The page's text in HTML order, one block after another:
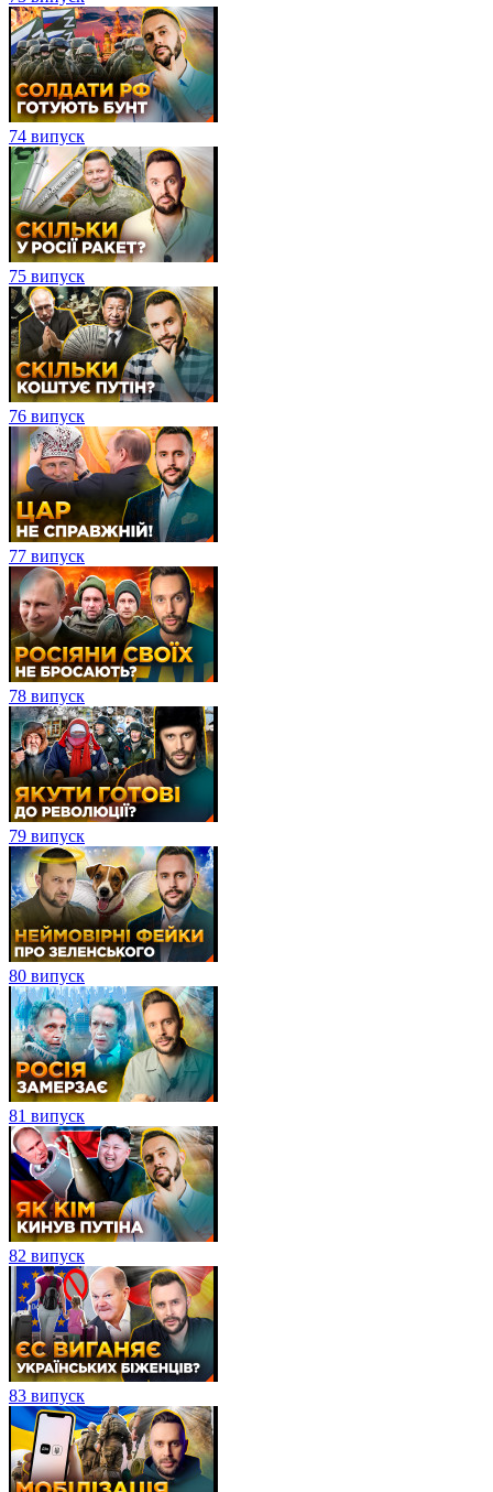
74 випуск
75 випуск
76 випуск
77 випуск
78 випуск
79 випуск
80 випуск
81 випуск
82 випуск
83 випуск